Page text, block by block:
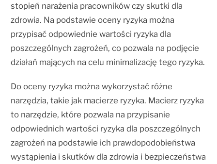
stopień narażenia pracowników czy skutki dla
zdrowia. Na podstawie oceny ryzyka można
przypisać odpowiednie wartości ryzyka dla
poszczególnych zagrożeń, co pozwala na podjęcie
działań mających na celu minimalizację tego ryzyka.
Do oceny ryzyka można wykorzystać różne
narzędzia, takie jak macierze ryzyka. Macierz ryzyka
to narzędzie, które pozwala na przypisanie
odpowiednich wartości ryzyka dla poszczególnych
zagrożeń na podstawie ich prawdopodobieństwa
wystąpienia i skutków dla zdrowia i bezpieczeństwa